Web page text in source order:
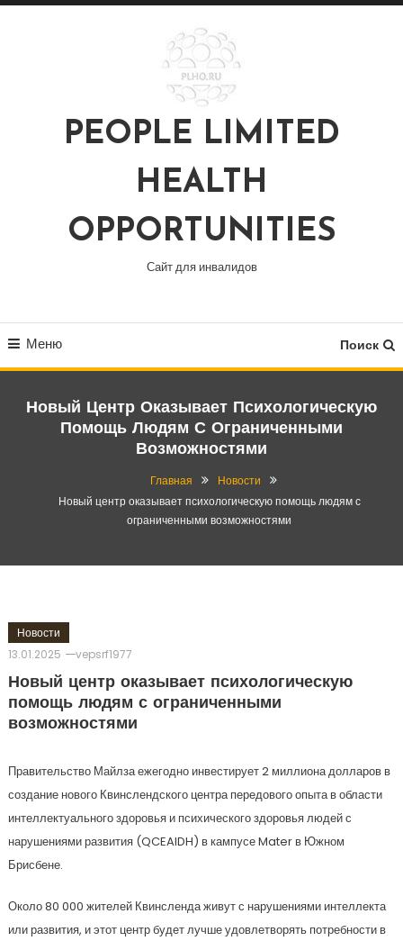
Перейти
PEOPLE LIMITED
HEALTH
OPPORTUNITIES
Сайт для инвалидов
Меню Поиск
Новый Центр Оказывает Психологическую
Помощь Людям С Ограниченными
Возможностями
Главная
Новости
Новый центр оказывает психологическую помощь людям с
ограниченными возможностями
Новости
13.01.2025
vepsrf1977
Новый центр оказывает психологическую
помощь людям с ограниченными
возможностями
Правительство Майлза ежегодно инвестирует 2 миллиона долларов в
создание нового Квинслендского центра передового опыта в области
интеллектуального здоровья и психического здоровья людей с
нарушениями развития (QCEAIDH) в кампусе Mater в Южном
Брисбене.
Около 80 000 жителей Квинсленда живут с нарушениями интеллекта
или развития, и этот центр будет лучше удовлетворять потребности в